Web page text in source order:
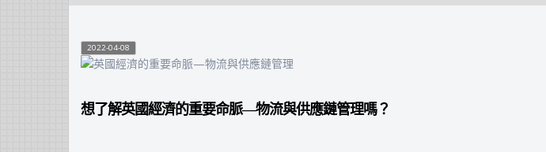
2022-04-08
想了解英國經濟的重要命脈—物流與供應鏈管理嗎？